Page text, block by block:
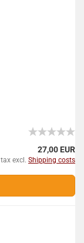
27,00 EUR
excl. Shipping costs